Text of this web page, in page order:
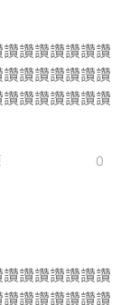
讚讚讚讚讚讚
讚讚讚讚讚讚
讚讚讚讚讚讚
0
讚讚讚讚讚讚
讚讚讚讚讚讚